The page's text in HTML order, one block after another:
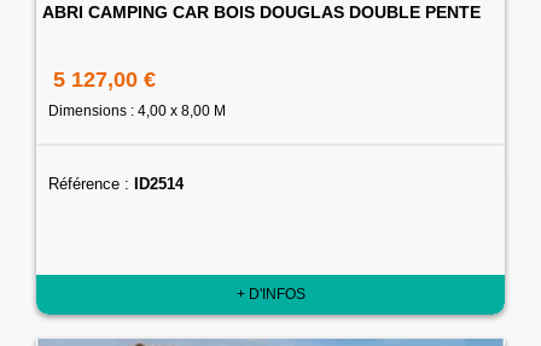
ABRI CAMPING CAR BOIS DOUGLAS DOUBLE PENTE
5 127,00 €
Dimensions : 4,00 x 8,00 M
Référence : ID2514
+ D'INFOS